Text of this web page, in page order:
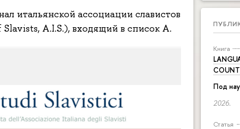
Книга
Под
2026.
Статья
итальянской ассоциации славистов
A.I.S.), входящий в список А.